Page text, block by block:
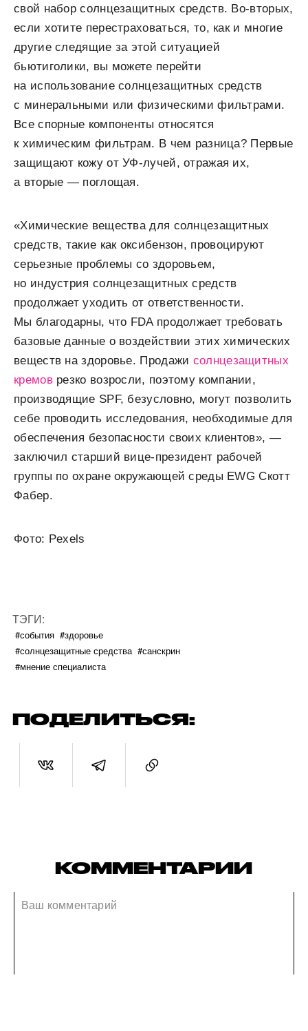
свой набор солнцезащитных средств. Во-вторых,
если хотите перестраховаться, то, как и многие
другие следящие за этой ситуацией
бьютиголики, вы можете перейти
на использование солнцезащитных средств
с минеральными или физическими фильтрами.
Все спорные компоненты относятся
к химическим фильтрам. В чем разница? Первые
защищают кожу от УФ-лучей, отражая их,
а вторые — поглощая.
«Химические вещества для солнцезащитных
средств, такие как оксибензон, провоцируют
серьезные проблемы со здоровьем,
но индустрия солнцезащитных средств
продолжает уходить от ответственности.
Мы благодарны, что FDA продолжает требовать
базовые данные о воздействии этих химических
веществ на здоровье. Продажи солнцезащитных
кремоврезко возросли, поэтому компании,
производящие SPF, безусловно, могут позволить
себе проводить исследования, необходимые для
обеспечения безопасности своих клиентов», —
заключил старший вице-президент рабочей
группы по охране окружающей среды EWG Скотт
Фабер.
Фото: Pexels
ТЭГИ:
#события #здоровье
#солнцезащитные средства #санскрин
#мнение специалиста
ПОДЕЛИТЬСЯ:
КОММЕНТАРИИ